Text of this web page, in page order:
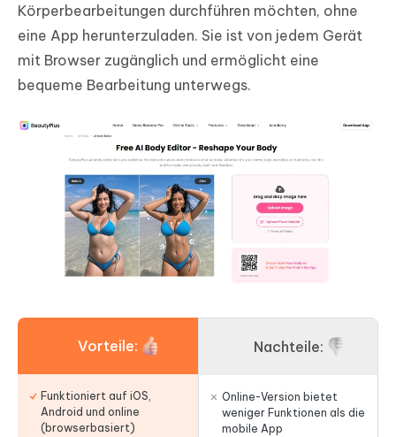
Körperbearbeitungen durchführen möchten, ohne
eine App herunterzuladen. Sie ist von jedem Gerät
mit Browser zugänglich und ermöglicht eine
bequeme Bearbeitung unterwegs.
Vorteile:
Funktioniert auf iOS,
Android und online
(browserbasiert)
Nachteile:
Online-Version bietet
weniger Funktionen als die
mobile App